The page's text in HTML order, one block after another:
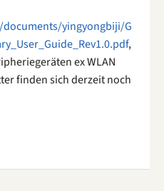
yingyongbiji/G
,
ex WLAN
finden sich derzeit noch